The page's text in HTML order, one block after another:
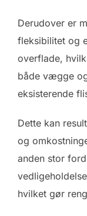
Derudover er
fleksibilitet og
overflade,
både vægge
eksisterende
Dette kan
og
anden stor
hvilket gør